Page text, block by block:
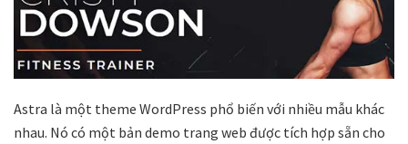
Astra là một theme WordPress phổ biến với nhiều mẫu khác
nhau. Nó có một bản demo trang web được tích hợp sẵn cho